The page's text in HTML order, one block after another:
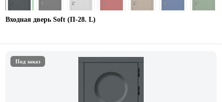
Входная дверь Soft (П-28. L)
Под заказ